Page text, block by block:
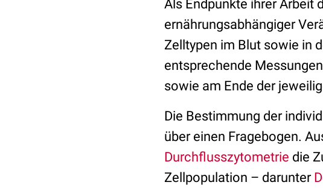
Als Endpunkte ihrer Arbeit
ernährungsabhängiger
Zelltypen im Blut sowie in
entsprechende
sowie am Ende der
Die Bestimmung der
über einen Fragebogen.
Durchflusszytometrie die
Zellpopulation – darunter